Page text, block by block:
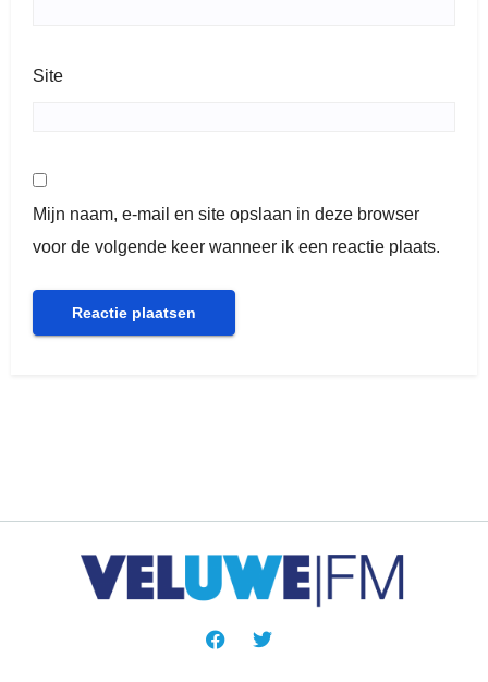
Site
Mijn naam, e-mail en site opslaan in deze browser
voor de volgende keer wanneer ik een reactie plaats.